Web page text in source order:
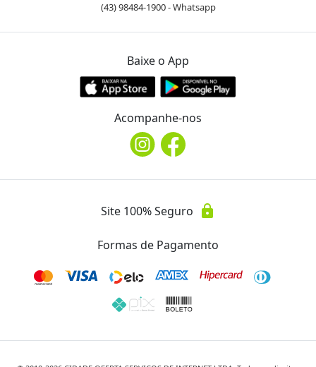
(43) 98484-1900 - Whatsapp
Baixe o App
Acompanhe-nos
Site 100% Seguro lock
Formas de Pagamento